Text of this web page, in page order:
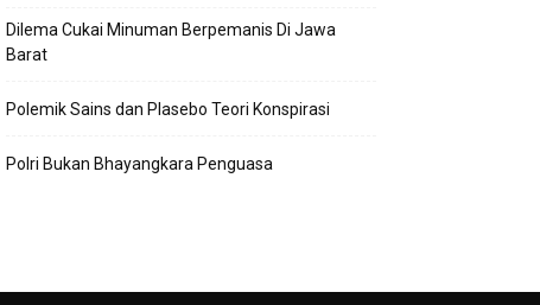
Dilema Cukai Minuman Berpemanis Di Jawa
Barat
Polemik Sains dan Plasebo Teori Konspirasi
Polri Bukan Bhayangkara Penguasa